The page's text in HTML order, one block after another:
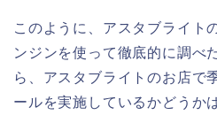
このように、アスタブライト
ンジンを使って徹底的に調べ
ら、アスタブライトのお店で
ールを実施しているかどうか